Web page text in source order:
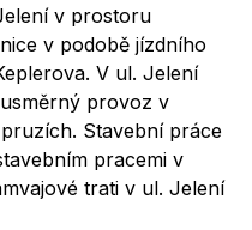
v prostoru
v podobě jízdního
V ul. Jelení
provoz v
Stavební práce
pracemi v
trati v ul. Jelení